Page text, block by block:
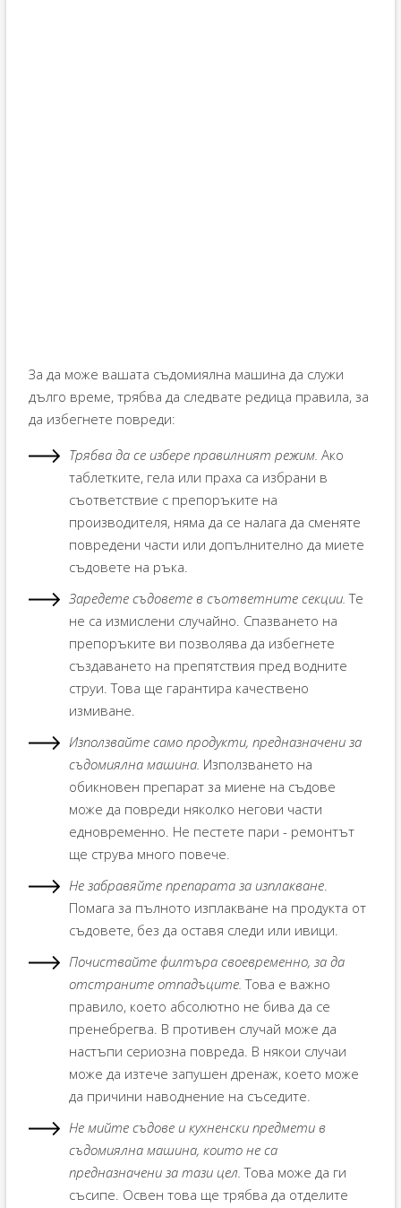
За да може вашата съдомиялна машина да служи
дълго време, трябва да следвате редица правила, за
да избегнете повреди:
Трябва да се избере правилният режим. Ако
таблетките, гела или праха са избрани в
съответствие с препоръките на
производителя, няма да се налага да сменяте
повредени части или допълнително да миете
съдовете на ръка.
Заредете съдовете в съответните секции.Те
не са измислени случайно. Спазването на
препоръките ви позволява да избегнете
създаването на препятствия пред водните
струи. Това ще гарантира качествено
измиване.
Използвайте само продукти, предназначени за
съдомиялна машина. Използването на
обикновен препарат за миене на съдове
може да повреди няколко негови части
едновременно. Не пестете пари - ремонтът
ще струва много повече.
Не забравяйте препарата за изплакване.
Помага за пълното изплакване на продукта от
съдовете, без да оставя следи или ивици.
Почиствайте филтъра своевременно, за да
отстраните отпадъците. Това е важно
правило, което абсолютно не бива да се
пренебрегва. В противен случай може да
настъпи сериозна повреда. В някои случаи
може да изтече запушен дренаж, което може
да причини наводнение на съседите.
Не мийте съдове и кухненски предмети в
съдомиялна машина, които не са
предназначени за тази цел. Това може да ги
съсипе. Освен това ще трябва да отделите